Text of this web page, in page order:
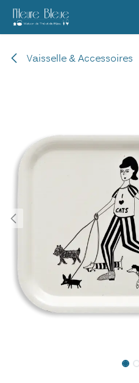
Se rendre au contenu
Vaisselle & Accessoires